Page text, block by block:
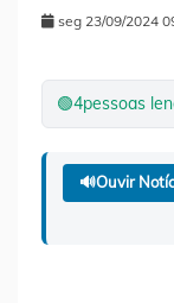
seg 23/09/2024
🟢4pessoas
🔊Ouvir